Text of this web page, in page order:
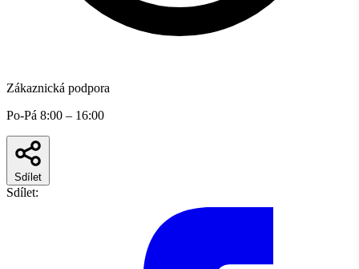
Zákaznická podpora
Po-Pá 8:00 – 16:00
Sdílet
Sdílet: